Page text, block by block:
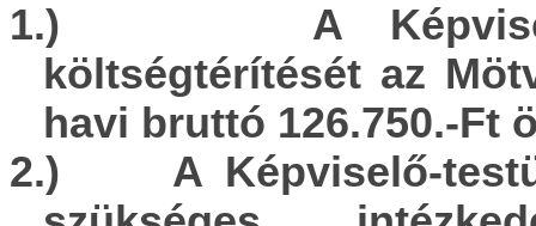
1.)
A
költségtérítését az
havi bruttó 126.750.-Ft
2.)
A Képviselő-